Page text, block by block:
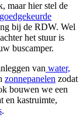
maar hier stel de
bij de RDW. Wel
achter het stuur is
buscamper.
van water,
zonnepanelen zodat
bouwen we een
en kastruimte,
.